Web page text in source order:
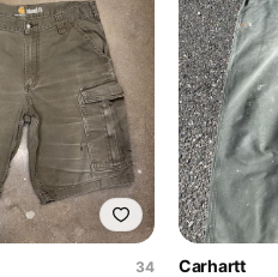
34
Carhartt